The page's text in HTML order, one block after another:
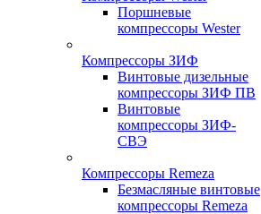
Поршневые
компрессоры Wester
Компрессоры ЗИФ
Винтовые дизельные
компрессоры ЗИФ ПВ
Винтовые
компрессоры ЗИФ-
СВЭ
Компрессоры Remeza
Безмасляные винтовые
компрессоры Remeza